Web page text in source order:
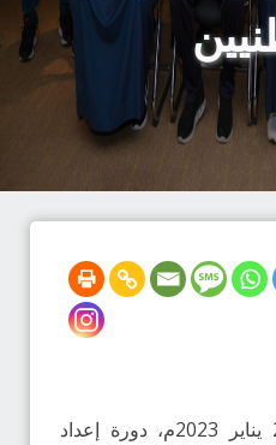
اختتمت أمس الجمعة 20 يناير 2023م، دورة إعداد